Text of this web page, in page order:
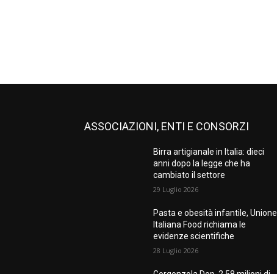
ASSOCIAZIONI, ENTI E CONSORZI
Birra artigianale in Italia: dieci
anni dopo la legge che ha
cambiato il settore
29 Luglio 2026
Pasta e obesità infantile, Unione
Italiana Food richiama le
evidenze scientifiche
28 Luglio 2026